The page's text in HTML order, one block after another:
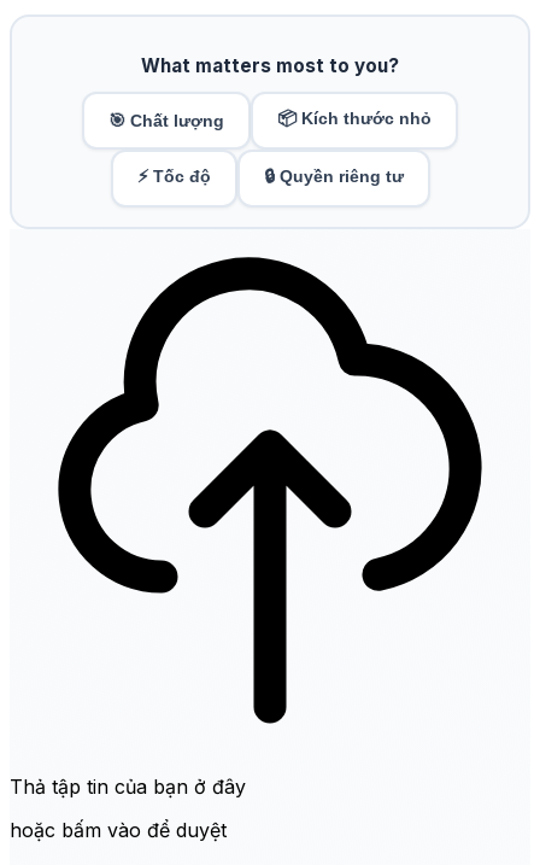
What matters most to you?
🎯 Chất lượng 📦 Kích thước nhỏ
⚡ Tốc độ 🔒 Quyền riêng tư
Thả tập tin của bạn ở đây
hoặc bấm vào để duyệt